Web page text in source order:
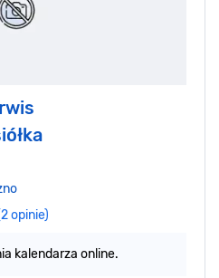
opinie)
kalendarza online.